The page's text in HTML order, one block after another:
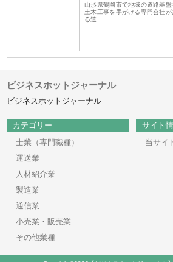
山形県鶴岡市で地域の道路基
土木工事を手がける専門会社
る道…
ビジネスホットジャーナル
ビジネスホットジャーナル
カテゴリー
士業（専門職種）
運送業
人材紹介業
製造業
通信業
小売業・販売業
その他業種
サイト
当サイ